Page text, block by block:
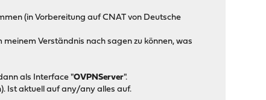
(in Vorbereitung auf CNAT von Deutsche
meinem Verständnis nach sagen zu können, was
als Interface "OVPNServer".
Ist aktuell auf any/any alles auf.